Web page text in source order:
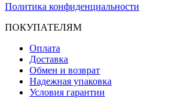
Политика конфиденциальности
ПОКУПАТЕЛЯМ
Оплата
Доставка
Обмен и возврат
Надежная упаковка
Условия гарантии